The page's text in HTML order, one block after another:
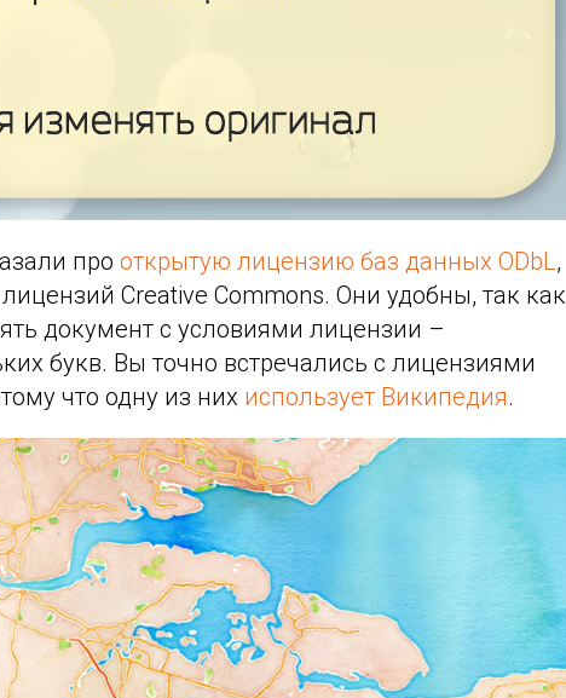
про открытую лицензию баз данных ODbL ,
Creative Commons. Они удобны, так как
документ с условиями лицензии –
букв. Вы точно встречались с лицензиями
что одну из них использует Википедия.